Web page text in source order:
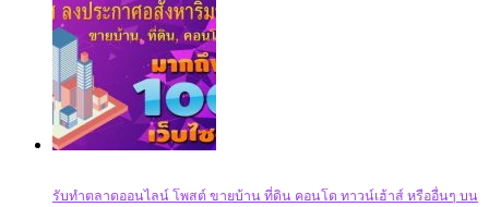
รับทำตลาดออนไลน์ โพสต์ ขายบ้าน ที่ดิน คอนโด ทาวน์เฮ้าส์ หรืออื่นๆ บน